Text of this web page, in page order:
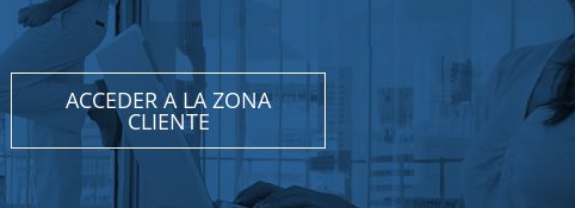
ACCEDER A LA ZONA
CLIENTE